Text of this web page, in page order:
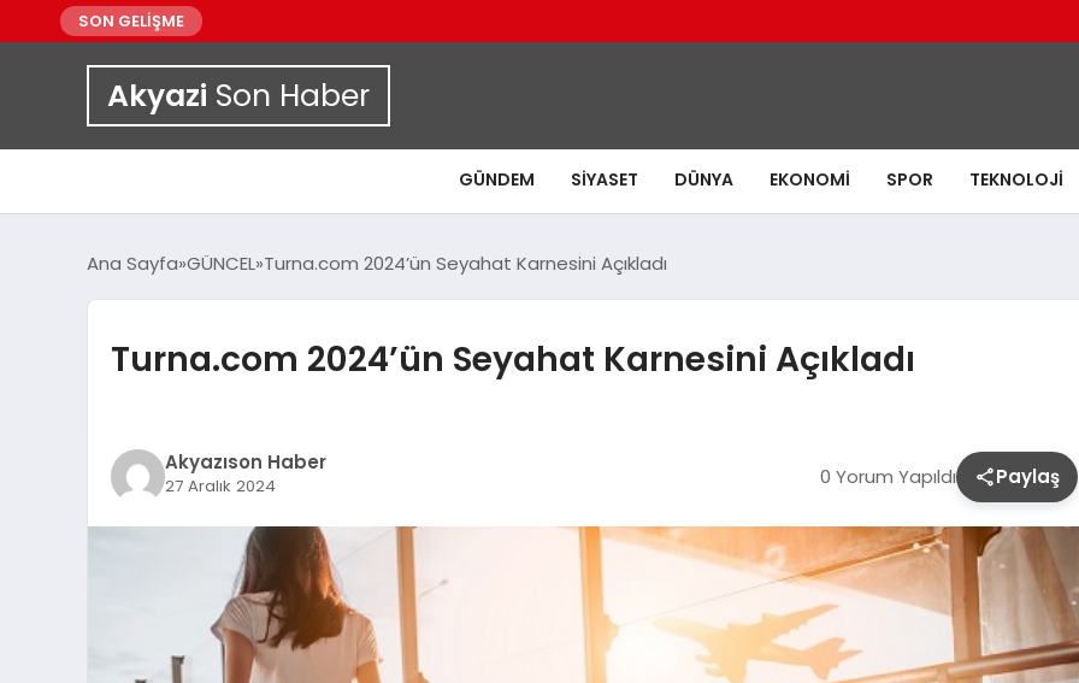
SON GELİŞME
Akyazi Son Haber
GÜNDEM SIYASET DÜNYA EKONOMI SPOR TEKNOLOJI
Ana Sayfa GÜNCEL Turna.com 2024’ün Seyahat Karnesini Açıkladı
Turna.com 2024’ün Seyahat Karnesini Açıkladı
Akyazıson Haber
27 Aralık 2024 0 Yorum Yapıldı Paylaş